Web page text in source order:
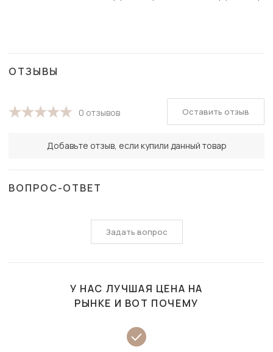
ОТЗЫВЫ
0 отзывов
Добавьте отзыв, если купили данный товар
Оставить отзыв
ВОПРОС-ОТВЕТ
Задать вопрос
У НАС ЛУЧШАЯ ЦЕНА НА
РЫНКЕ И ВОТ ПОЧЕМУ